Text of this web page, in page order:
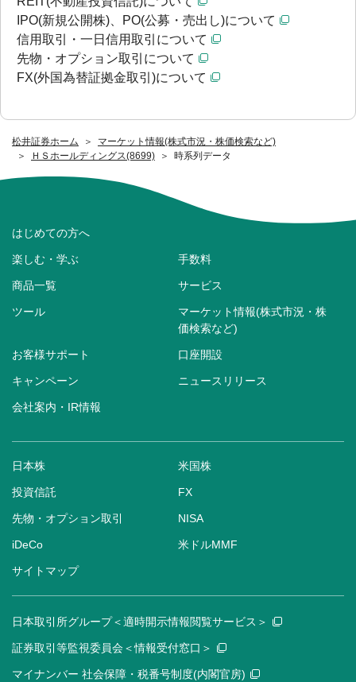
松井証券ホーム
マーケット情報(株式市況・株価検索など)
ＨＳホールディングス(8699)
時系列データ
IPO(新規公開株)、PO(公募・売出し)について
信用取引・一日信用取引について
先物・オプション取引について
FX(外国為替証拠金取引)について
はじめての方へ
楽しむ・学ぶ 手数料
商品一覧 サービス
ツール
マーケット情報(株式市況・株
価検索など)
お客様サポート 口座開設
キャンペーン ニュースリリース
会社案内・IR情報
日本株 米国株
投資信託 FX
先物・オプション取引 NISA
iDeCo 米ドルMMF
サイトマップ
日本取引所グループ＜適時開示情報閲覧サービス＞
証券取引等監視委員会＜情報受付窓口＞
マイナンバー 社会保障・税番号制度(内閣官房)